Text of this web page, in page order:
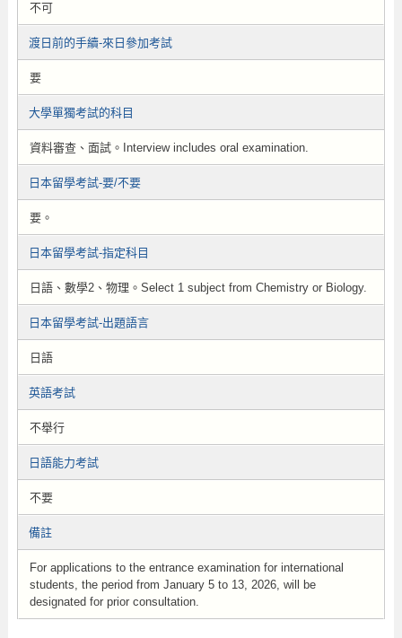
不可
渡日前的手續-來日參加考試
要
大學單獨考試的科目
資料審查、面試。Interview includes oral examination.
日本留學考試-要/不要
要。
日本留學考試-指定科目
日語、數學2、物理。Select 1 subject from Chemistry or Biology.
日本留學考試-出題語言
日語
英語考試
不舉行
日語能力考試
不要
備註
For applications to the entrance examination for international
students, the period from January 5 to 13, 2026, will be
designated for prior consultation.